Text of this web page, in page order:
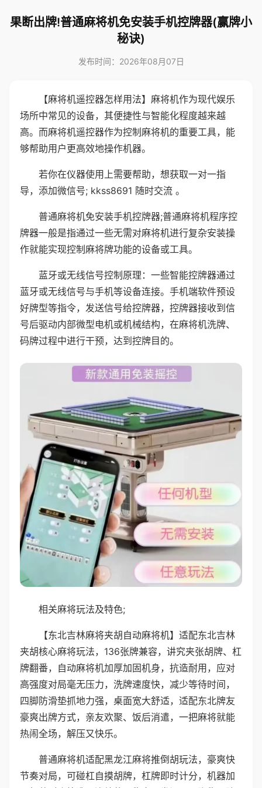
果断出牌!普通麻将机免安装手机控牌器(赢牌小
秘诀)
发布时间：2026年08月07日
【麻将机遥控器怎样用法】麻将机作为现代娱乐
场所中常见的设备，其便捷性与智能化程度越来越
高。而麻将机遥控器作为控制麻将机的重要工具，能
够帮助用户更高效地操作机器。
若你在仪器使用上需要帮助，想获取一对一指
导，添加微信号; kkss8691 随时交流 。
普通麻将机免安装手机控牌器;普通麻将机程序控
牌器一般是指通过一些无需对麻将机进行复杂安装操
作就能实现控制麻将牌功能的设备或工具。
蓝牙或无线信号控制原理：一些智能控牌器通过
蓝牙或无线信号与手机等设备连接。手机端软件预设
好牌型等指令，发送信号给控牌器，控牌器接收到信
号后驱动内部微型电机或机械结构，在麻将机洗牌、
码牌过程中进行干预，达到控牌目的。
相关麻将玩法及特色;
【东北吉林麻将夹胡自动麻将机】适配东北吉林
夹胡核心麻将玩法，136张牌兼容，讲究夹张胡牌、杠
牌翻番，自动麻将机加厚加固机身，抗造耐用，应对
高强度对局毫无压力，洗牌速度快，减少等待时间，
四脚防滑垫抓地力强，桌面宽大舒适，适配东北牌友
豪爽出牌方式，亲友欢聚、饭后消遣，一把麻将就能
热闹全场，解压又快乐。
普通麻将机适配黑龙江麻将推倒胡玩法，豪爽快
节奏对局，可碰杠自摸胡牌，杠牌即时计分，机器加